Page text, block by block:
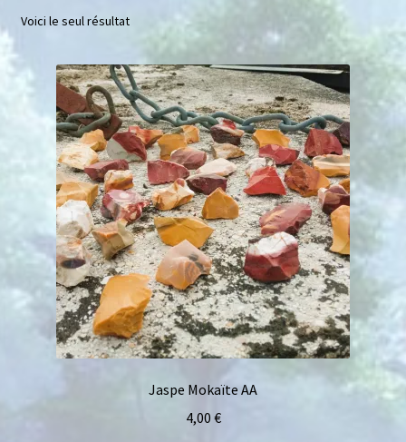
Mini géodes
Bougies lithothérapie
Packs
Carte Cadeau
Qui suis-je ?
Avis clients
Mon compte
Panier
Voici le seul résultat
Jaspe Mokaïte AA
4,00 €